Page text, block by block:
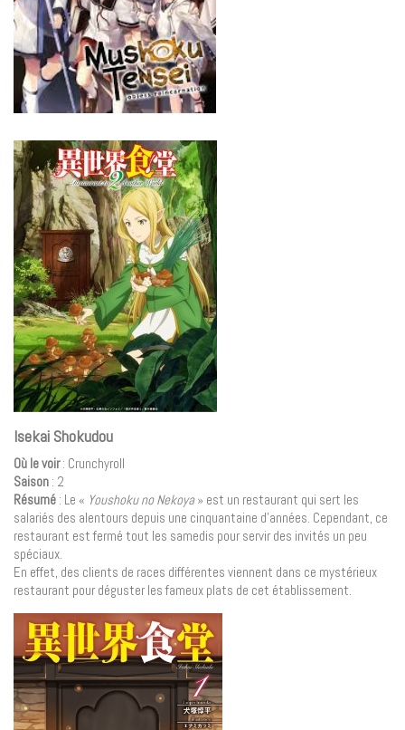
Isekai Shokudou
Où le voir: Crunchyroll
Saison : 2
Résumé : Le « Youshoku no Nekoya» est un restaurant qui sert les
salariés des alentours depuis une cinquantaine d’années. Cependant, ce
restaurant est fermé tout les samedis pour servir des invités un peu
spéciaux.
En effet, des clients de races différentes viennent dans ce mystérieux
restaurant pour déguster les fameux plats de cet établissement.